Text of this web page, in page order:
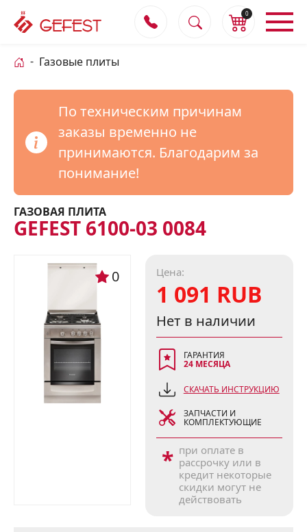
0
Газовые плиты
По техническим причинам
заказы временно не
принимаются. Благодарим за
понимание!
ГАЗОВАЯ ПЛИТА
GEFEST 6100-03 0084
0 Цена:
1 091 RUB
Нет в наличии
ГАРАНТИЯ
24 МЕСЯЦА
СКАЧАТЬ ИНСТРУКЦИЮ
ЗАПЧАСТИ И
КОМПЛЕКТУЮЩИЕ
* при оплате в
рассрочку или в
кредит некоторые
скидки могут не
действовать